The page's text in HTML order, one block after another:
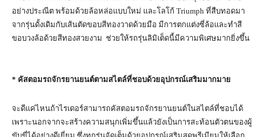
อย่างประณีต พร้อมด้วยล้อหล่อแบบใหม่ และโลโก้ Triumph ที่สืบทอดมา
จากรุ่นดั้งเดิมกับเส้นตัดขอบสีทองวาดด้วยมือ มีการตกแต่งซี่ล้อและทำสี
ขอบวงล้อด้วยสีทองสวยงาม ช่วยให้รถรุ่นลิมิเต็ดนี้มีความพิเศษมากยิ่งขึ้น
* คัสตอมรถจักรยานยนต์ตามสไตล์ที่ชอบด้วยอุปกรณ์เสริมมากมาย
จะดีแค่ไหนถ้าไรเดอร์สามารถคัสตอมรถจักรยานยนต์ในสไตล์ที่ชอบได้
เพราะนอกจากจะสร้างความสนุกเพิ่มขึ้นแล้วยังเป็นการสะท้อนตัวตนของผู้